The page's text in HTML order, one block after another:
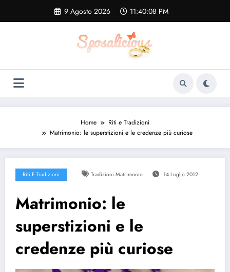
contenuto
9 Agosto 2026 11:40:08 PM
Home
Riti e Tradizioni
Matrimonio: le superstizioni e le credenze più curiose
Riti E Tradizioni Tradizioni Matrimonio 14 Luglio 2012
Matrimonio: le
superstizioni e le
credenze più curiose